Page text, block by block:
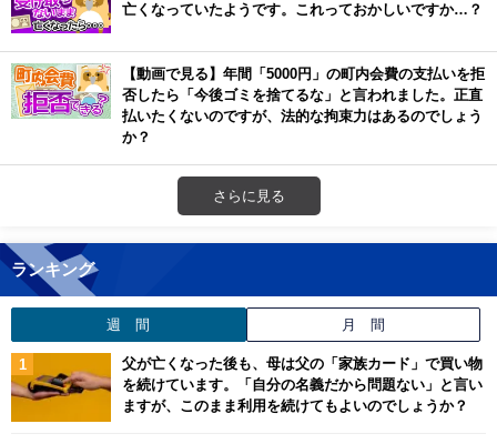
亡くなっていたようです。これっておかしいですか…？
【動画で見る】年間「5000円」の町内会費の支払いを拒
否したら「今後ゴミを捨てるな」と言われました。正直
払いたくないのですが、法的な拘束力はあるのでしょう
か？
さらに見る
ランキング
週 間 月 間
父が亡くなった後も、母は父の「家族カード」で買い物
を続けています。「自分の名義だから問題ない」と言い
ますが、このまま利用を続けてもよいのでしょうか？